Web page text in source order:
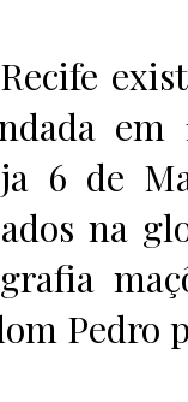
em
6 de
na
Pedro